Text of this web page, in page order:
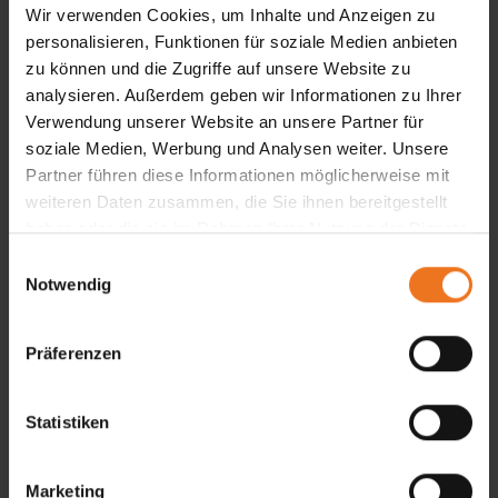
Wir verwenden Cookies, um Inhalte und Anzeigen zu
personalisieren, Funktionen für soziale Medien anbieten
zu können und die Zugriffe auf unsere Website zu
analysieren. Außerdem geben wir Informationen zu Ihrer
Verwendung unserer Website an unsere Partner für
soziale Medien, Werbung und Analysen weiter. Unsere
Partner führen diese Informationen möglicherweise mit
weiteren Daten zusammen, die Sie ihnen bereitgestellt
haben oder die sie im Rahmen Ihrer Nutzung der Dienste
Notwendig
Präferenzen
Statistiken
Marketing
Raumklima.